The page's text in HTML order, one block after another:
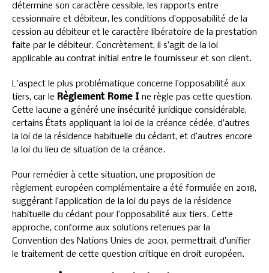
détermine son caractère cessible, les rapports entre
cessionnaire et débiteur, les conditions d’opposabilité de la
cession au débiteur et le caractère libératoire de la prestation
faite par le débiteur. Concrètement, il s’agit de la loi
applicable au contrat initial entre le fournisseur et son client.
L’aspect le plus problématique concerne l’opposabilité aux
tiers, car le Règlement Rome I ne règle pas cette question.
Cette lacune a généré une insécurité juridique considérable,
certains États appliquant la loi de la créance cédée, d’autres
la loi de la résidence habituelle du cédant, et d’autres encore
la loi du lieu de situation de la créance.
Pour remédier à cette situation, une proposition de
règlement européen complémentaire a été formulée en 2018,
suggérant l’application de la loi du pays de la résidence
habituelle du cédant pour l’opposabilité aux tiers. Cette
approche, conforme aux solutions retenues par la
Convention des Nations Unies de 2001, permettrait d’unifier
le traitement de cette question critique en droit européen.